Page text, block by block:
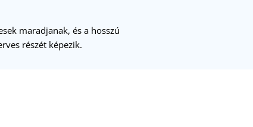
maradjanak, és a hosszú
részét képezik.